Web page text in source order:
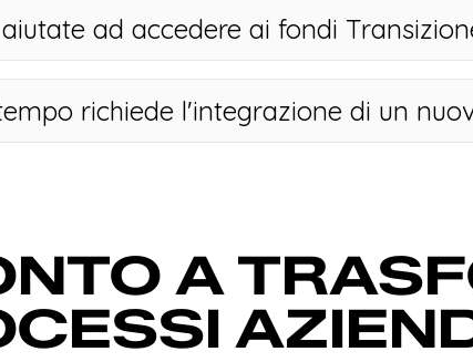
ad accedere ai fondi
richiede l'integrazione di un
A